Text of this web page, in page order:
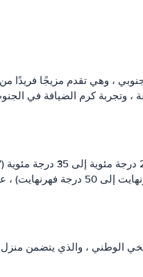
، وهي تقدم مزيجًا فريدًا
، وتجربة كرم الضيافة في
درجة فهرنهايت). الشتاء (من ديسمبر إلى فبراير) معتدل بشكل عام ، حيث تتراوح